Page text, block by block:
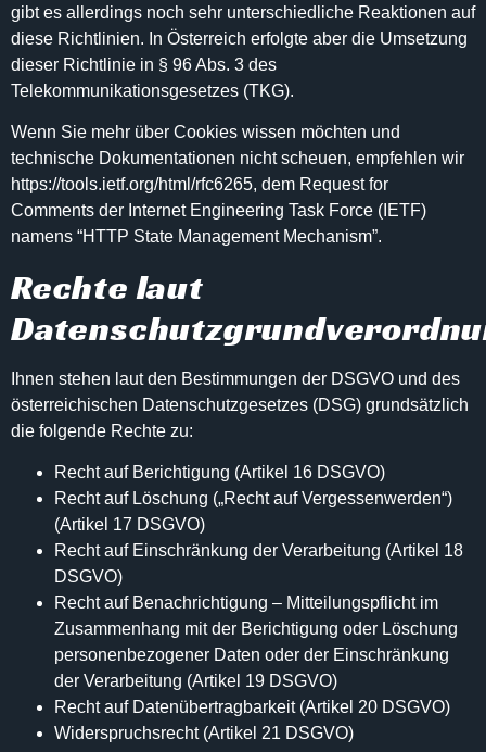
gibt es allerdings noch sehr unterschiedliche Reaktionen auf
diese Richtlinien. In Österreich erfolgte aber die Umsetzung
dieser Richtlinie in § 96 Abs. 3 des
Telekommunikationsgesetzes (TKG).
Wenn Sie mehr über Cookies wissen möchten und
technische Dokumentationen nicht scheuen, empfehlen wir
https://tools.ietf.org/html/rfc6265, dem Request for
Comments der Internet Engineering Task Force (IETF)
namens “HTTP State Management Mechanism”.
Rechte laut
Ihnen stehen laut den Bestimmungen der DSGVO und des
österreichischen Datenschutzgesetzes (DSG) grundsätzlich
die folgende Rechte zu:
Recht auf Berichtigung (Artikel 16 DSGVO)
Recht auf Löschung („Recht auf Vergessenwerden“)
(Artikel 17 DSGVO)
Recht auf Einschränkung der Verarbeitung (Artikel 18
DSGVO)
Recht auf Benachrichtigung – Mitteilungspflicht im
Zusammenhang mit der Berichtigung oder Löschung
personenbezogener Daten oder der Einschränkung
der Verarbeitung (Artikel 19 DSGVO)
Recht auf Datenübertragbarkeit (Artikel 20 DSGVO)
Widerspruchsrecht (Artikel 21 DSGVO)